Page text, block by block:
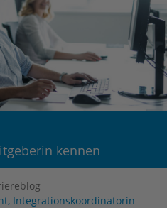
kennen
Integrationskoordinatorin